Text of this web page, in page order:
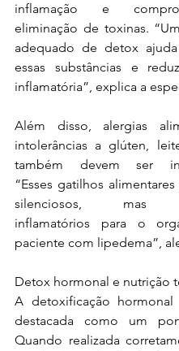
inflamação e
eliminação de toxinas.
adequado de detox
essas substâncias e
inflamatória”, explica a
Além disso, alergias
intolerâncias a glúten,
também devem ser
“Esses gatilhos
silenciosos, mas
inflamatórios para o
paciente com lipedema”,
Detox hormonal e nutrição
A detoxificação
destacada como um
Quando realizada